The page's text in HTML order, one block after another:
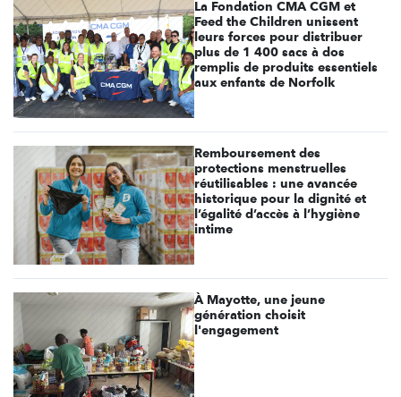
La Fondation CMA CGM et
Feed the Children unissent
leurs forces pour distribuer
plus de 1 400 sacs à dos
remplis de produits essentiels
aux enfants de Norfolk
Remboursement des
protections menstruelles
réutilisables : une avancée
historique pour la dignité et
l’égalité d’accès à l’hygiène
intime
À Mayotte, une jeune
génération choisit
l'engagement